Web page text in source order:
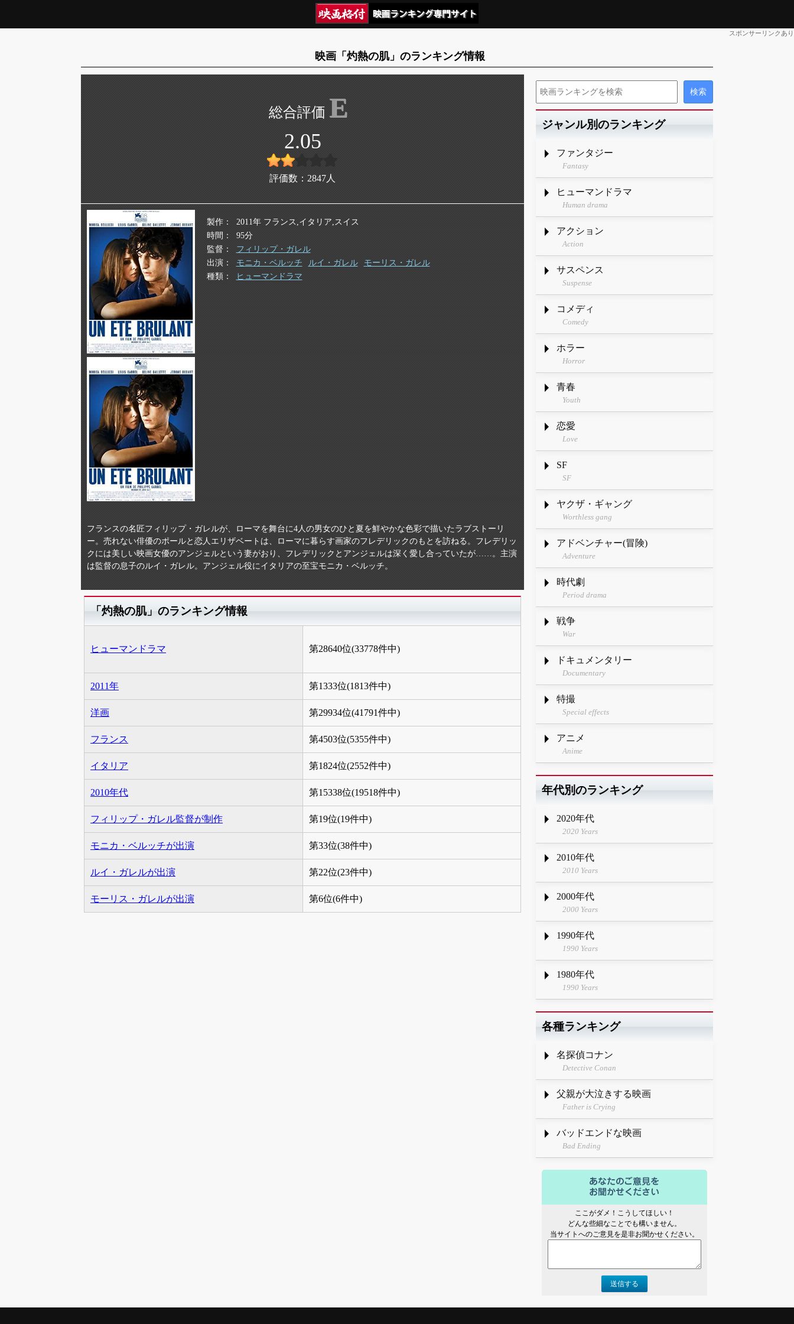
スポンサーリンクあり
映画「灼熱の肌」のランキング情報
E
2.05
評価数： 2847 人
製作
2011年 フランス,イタリア,スイス
時間
95分
監督
フィリップ・ガレル
出演
モニカ・ベルッチ ルイ・ガレル
モーリス・ガレル
種類
ヒューマンドラマ
フランスの名匠フィリップ・ガレルが、ローマを舞台に4人の男女のひと夏を鮮やかな色彩で描いたラブストーリ
ー。売れない俳優のポールと恋人エリザベートは、ローマに暮らす画家のフレデリックのもとを訪ねる。フレデリッ
クには美しい映画女優のアンジェルという妻がおり、フレデリックとアンジェルは深く愛し合っていたが……。主演
は監督の息子のルイ・ガレル。アンジェル役にイタリアの至宝モニカ・ベルッチ。
「灼熱の肌」のランキング情報
ヒューマンドラマ 第28640位(33778件中)
2011年 第1333位(1813件中)
洋画 第29934位(41791件中)
フランス 第4503位(5355件中)
イタリア 第1824位(2552件中)
2010年代 第15338位(19518件中)
フィリップ・ガレル監督が制作 第19位(19件中)
モニカ・ベルッチが出演 第33位(38件中)
ルイ・ガレルが出演 第22位(23件中)
モーリス・ガレルが出演 第6位(6件中)
ジャンル別のランキング
ファンタジー
Fantasy
ヒューマンドラマ
Human drama
アクション
Action
サスペンス
Suspense
コメディ
Comedy
ホラー
Horror
青春
Youth
恋愛
Love
SF
SF
ヤクザ・ギャング
Worthless gang
アドベンチャー(冒険)
Adventure
時代劇
Period drama
戦争
War
ドキュメンタリー
Documentary
特撮
Special effects
アニメ
Anime
年代別のランキング
2020年代
2020 Years
2010年代
2010 Years
2000年代
2000 Years
1990年代
1990 Years
1980年代
1990 Years
各種ランキング
名探偵コナン
Detective Conan
父親が大泣きする映画
Father is Crying
バッドエンドな映画
Bad Ending
ここがダメ！こうしてほしい！
どんな些細なことでも構いません。
当サイトへのご意見を是非お聞かせください。
送信する